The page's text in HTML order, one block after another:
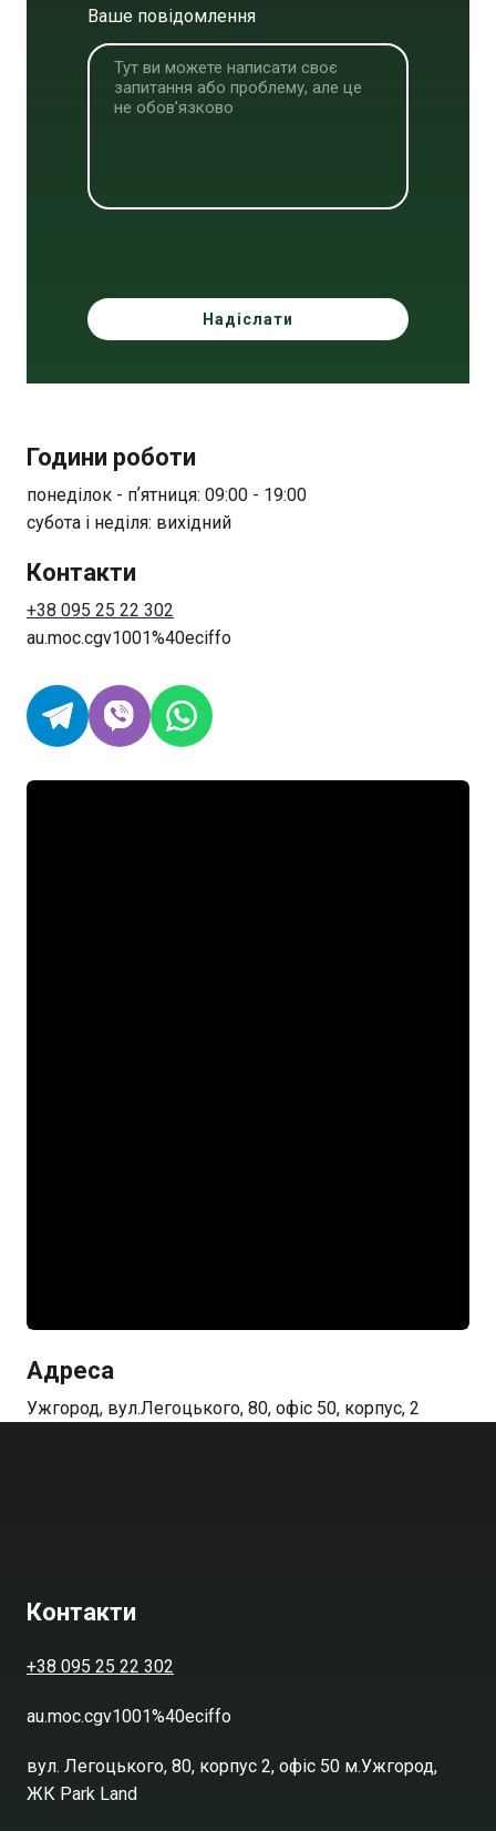
Ваше повідомлення
Надіслати
Години роботи
понеділок - пʼятниця: 09:00 - 19:00
субота і неділя: вихідний
Контакти
+38 095 25 22 302
au.moc.cgv1001%40eciffo
Адреса
Ужгород, вул.Легоцького, 80, офіс 50, корпус, 2
Контакти
+38 095 25 22 302
au.moc.cgv1001%40eciffo
вул. Легоцького, 80, корпус 2, офіс 50 м.Ужгород,
ЖК Park Land